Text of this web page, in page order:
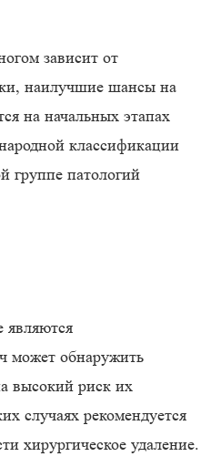
зависит от
наилучшие шансы на
на начальных этапах
классификации
группе патологий
являются
может обнаружить
высокий риск их
случаях рекомендуется
хирургическое удаление.